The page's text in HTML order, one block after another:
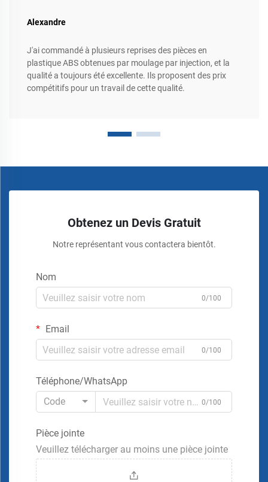
Alexandre
J'ai commandé à plusieurs reprises des pièces en
plastique ABS obtenues par moulage par injection, et la
qualité a toujours été excellente. Ils proposent des prix
compétitifs pour un travail de cette qualité.
Obtenez un Devis Gratuit
Notre représentant vous contactera bientôt.
Nom
0/100
Email
0/100
Téléphone/WhatsApp
Code
0/100
Pièce jointe
Veuillez télécharger au moins une pièce jointe